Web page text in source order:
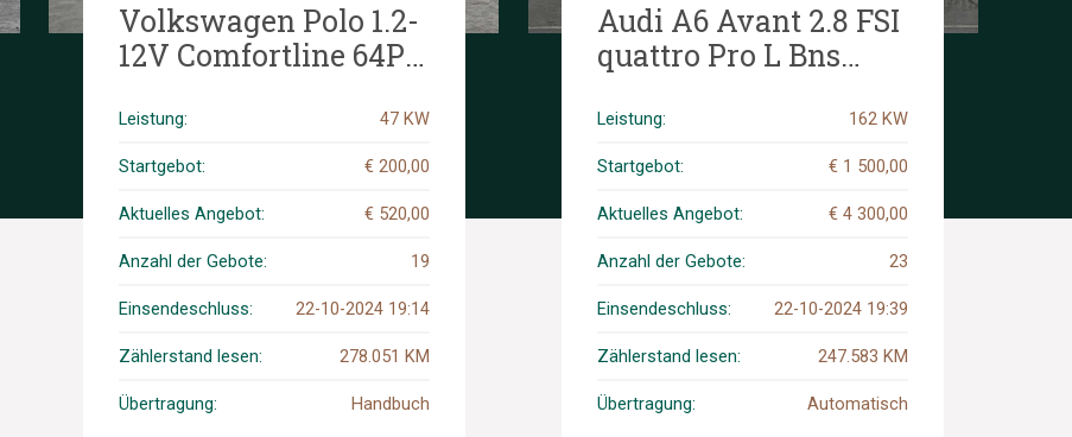
Volkswagen Polo 1.2-
12V Comfortline 64PS
62-LH-BZ
Leistung: 47 KW
Startgebot: € 200,00
Aktuelles Angebot: € 520,00
Anzahl der Gebote: 19
Einsendeschluss: 22-10-2024 19:14
Zählerstand lesen: 278.051 KM
Übertragung: Handbuch
Audi A6 Avant 2.8 FSI
quattro Pro L Bns
Leistung: 162 KW
Startgebot: € 1 500,00
Aktuelles Angebot: € 4 300,00
Anzahl der Gebote: 23
Einsendeschluss: 22-10-2024 19:39
Zählerstand lesen: 247.583 KM
Übertragung: Automatisch